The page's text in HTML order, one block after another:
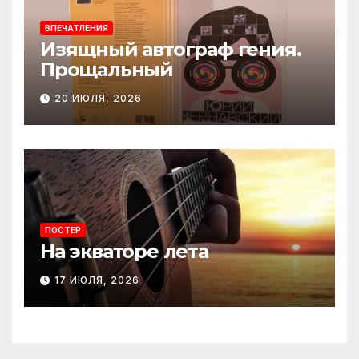
ВПЕЧАТЛЕНИЯ
Изящный автограф гения.
Прощальный
20 ИЮЛЯ, 2026
ПОСТЕР
На экваторе лета
17 ИЮЛЯ, 2026